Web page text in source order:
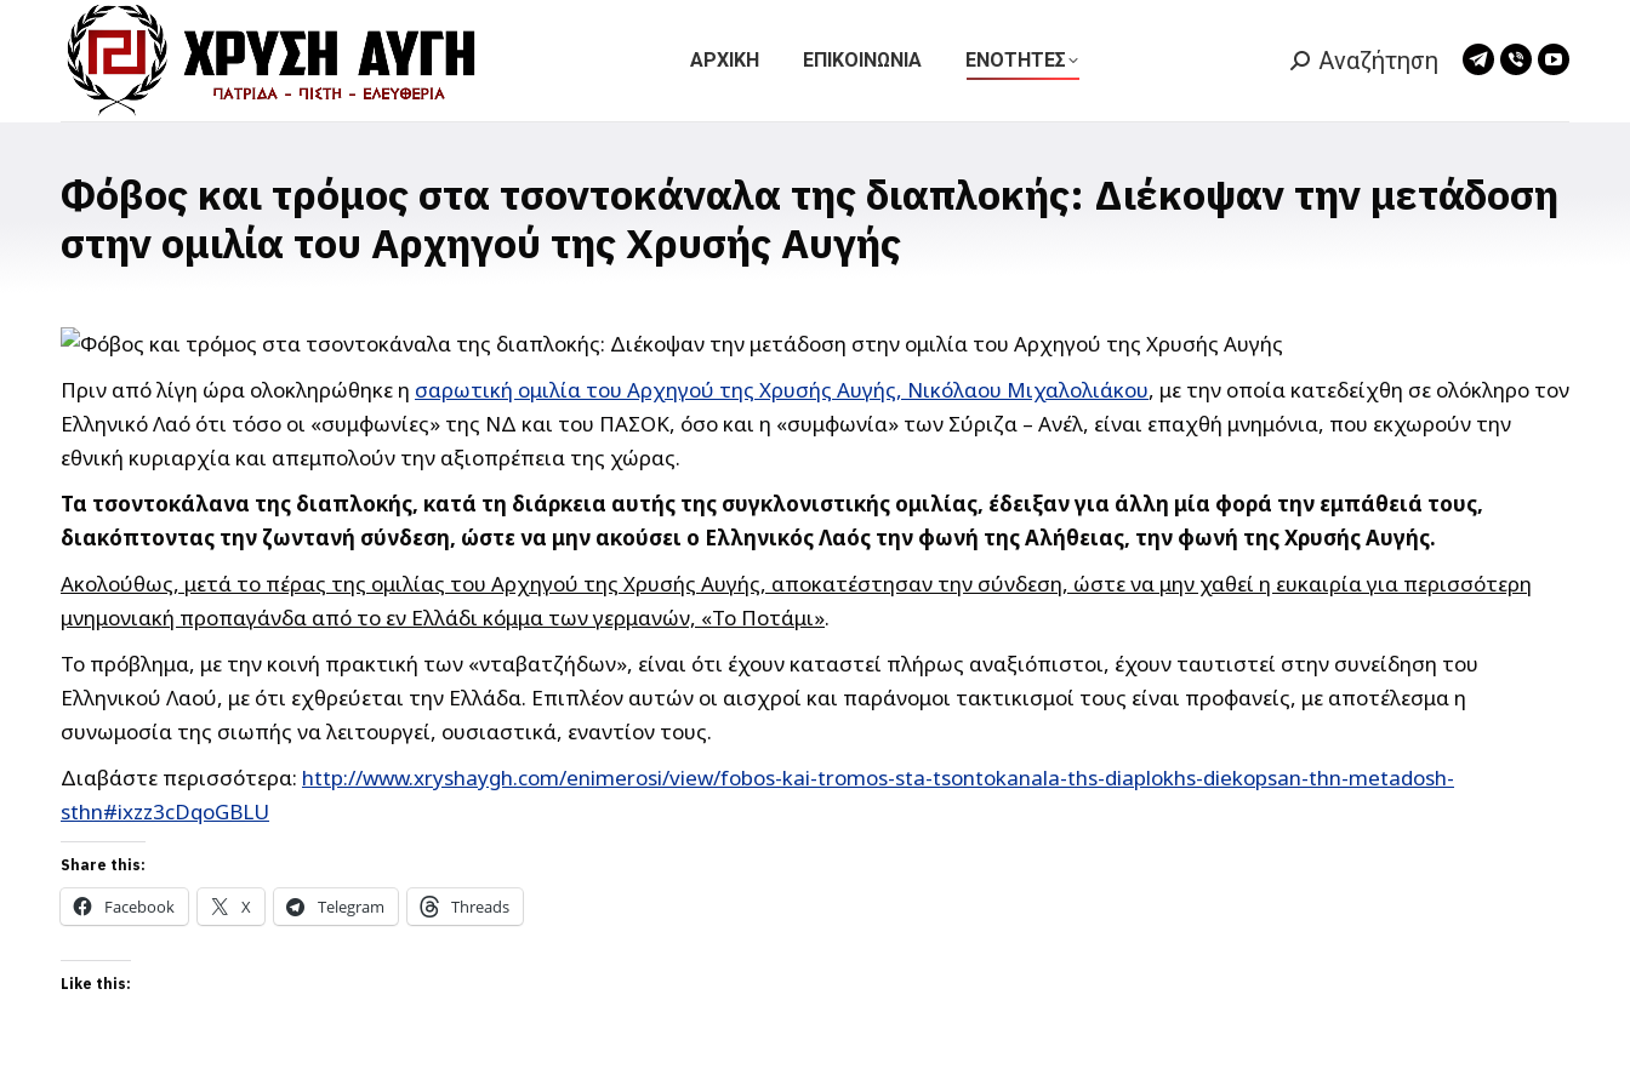
ΑΡΧΙΚΗ ΕΠΙΚΟΙΝΩΝΙΑ ΕΝΟΤΗΤΕΣ Search:
Αναζήτηση
Telegram
new
Viber
newnew
Φόβος και τρόμος στα τσοντοκάναλα της διαπλοκής: Διέκοψαν την μετάδοση
στην ομιλία του Αρχηγού της Χρυσής Αυγής
Πριν από λίγη ώρα ολοκληρώθηκε η σαρωτική ομιλία του Αρχηγού της Χρυσής Αυγής, Νικόλαου Μιχαλολιάκου, με την οποία κατεδείχθη σε ολόκληρο τον
Ελληνικό Λαό ότι τόσο οι «συμφωνίες» της ΝΔ και του ΠΑΣΟΚ, όσο και η «συμφωνία» των Σύριζα – Ανέλ, είναι επαχθή μνημόνια, που εκχωρούν την
εθνική κυριαρχία και απεμπολούν την αξιοπρέπεια της χώρας.
Τα τσοντοκάλανα της διαπλοκής, κατά τη διάρκεια αυτής της συγκλονιστικής ομιλίας, έδειξαν για άλλη μία φορά την εμπάθειά τους,
διακόπτοντας την ζωντανή σύνδεση, ώστε να μην ακούσει ο Ελληνικός Λαός την φωνή της Αλήθειας, την φωνή της Χρυσής Αυγής.
Ακολούθως, μετά το πέρας της ομιλίας του Αρχηγού της Χρυσής Αυγής, αποκατέστησαν την σύνδεση, ώστε να μην χαθεί η ευκαιρία για περισσότερη
μνημονιακή προπαγάνδα από το εν Ελλάδι κόμμα των γερμανών, «Το Ποτάμι».
Το πρόβλημα, με την κοινή πρακτική των «νταβατζήδων», είναι ότι έχουν καταστεί πλήρως αναξιόπιστοι, έχουν ταυτιστεί στην συνείδηση του
Ελληνικού Λαού, με ότι εχθρεύεται την Ελλάδα. Επιπλέον αυτών οι αισχροί και παράνομοι τακτικισμοί τους είναι προφανείς, με αποτέλεσμα η
συνωμοσία της σιωπής να λειτουργεί, ουσιαστικά, εναντίον τους.
Διαβάστε περισσότερα: http://www.xryshaygh.com/enimerosi/view/fobos-kai-tromos-sta-tsontokanala-ths-diaplokhs-diekopsan-thn-metadosh-
sthn#ixzz3cDqoGBLU
Share this:
Facebook X Telegram Threads
Like this: